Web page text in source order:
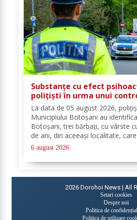
Substanțe cu efect
polițiști în urma unui
La data de 05 august 2026,
Municipiului Botoșani au
Botoșani, trei bărbați, cu vârste
de ani, din aceeași localitate,
substanțe psihoactive. În urma
corporal asupra unuia...
6 august 2026
2026 Dorohoi News | All
Setari cookies
Despre noi
Politica de
Politica de utilizare